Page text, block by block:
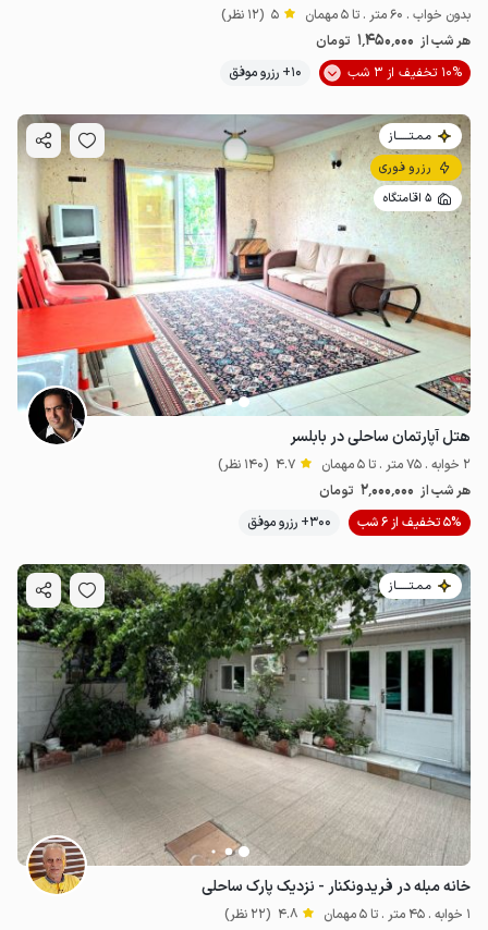
بدون خواب . 60 متر . تا 5 مهمان 5 (12 نظر)
هر شب از 1٬450٬000 تومان
10% تخفیف از 3 شب
10+ رزرو موفق
مـمـتــــــاز
رزرو فوری
5 اقامتگاه
هتل آپارتمان ساحلی در بابلسر
2 خوابه . 75 متر . تا 5 مهمان 4.7 (140 نظر)
هر شب از 2٬000٬000 تومان
5% تخفیف از 6 شب
300+ رزرو موفق
مـمـتــــــاز
خانه مبله در فریدونکنار - نزدیک پارک ساحلی
1 خوابه . 45 متر . تا 5 مهمان 4.8 (22 نظر)